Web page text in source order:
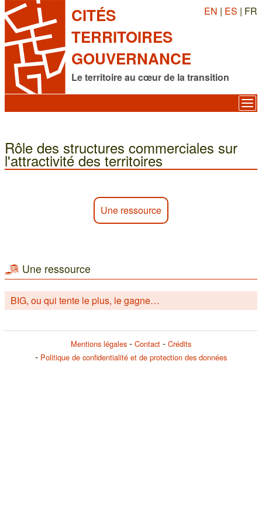
CITÉS
TERRITOIRES
GOUVERNANCE
Le territoire au cœur de la transition
EN | ES | FR
Rôle des structures commerciales sur
l'attractivité des territoires
Une ressource
Une ressource
BIG, ou qui tente le plus, le gagne…
Mentions légales Contact
Crédits
Politique de confidentialité et de protection des données